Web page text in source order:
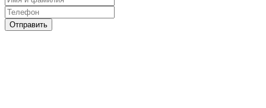
Отправить